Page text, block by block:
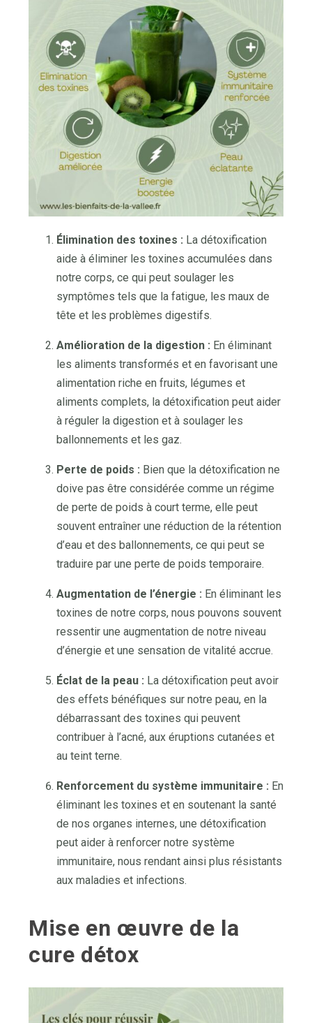
Élimination des toxines : La détoxification
aide à éliminer les toxines accumulées dans
notre corps, ce qui peut soulager les
symptômes tels que la fatigue, les maux de
tête et les problèmes digestifs.
Amélioration de la digestion : En éliminant
les aliments transformés et en favorisant une
alimentation riche en fruits, légumes et
aliments complets, la détoxification peut aider
à réguler la digestion et à soulager les
ballonnements et les gaz.
Perte de poids : Bien que la détoxification ne
doive pas être considérée comme un régime
de perte de poids à court terme, elle peut
souvent entraîner une réduction de la rétention
d’eau et des ballonnements, ce qui peut se
traduire par une perte de poids temporaire.
Augmentation de l’énergie : En éliminant les
toxines de notre corps, nous pouvons souvent
ressentir une augmentation de notre niveau
d’énergie et une sensation de vitalité accrue.
Éclat de la peau : La détoxification peut avoir
des effets bénéfiques sur notre peau, en la
débarrassant des toxines qui peuvent
contribuer à l’acné, aux éruptions cutanées et
au teint terne.
Renforcement du système immunitaire : En
éliminant les toxines et en soutenant la santé
de nos organes internes, une détoxification
peut aider à renforcer notre système
immunitaire, nous rendant ainsi plus résistants
aux maladies et infections.
Mise en œuvre de la
cure détox